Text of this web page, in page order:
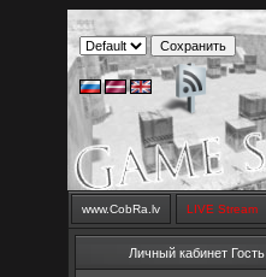
www.CobRa.lv LIVE Stream
Личный кабинет Гость